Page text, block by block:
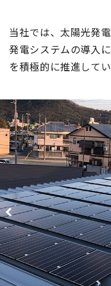
当社では、太陽光発
発電システムの導入
を積極的に推進して